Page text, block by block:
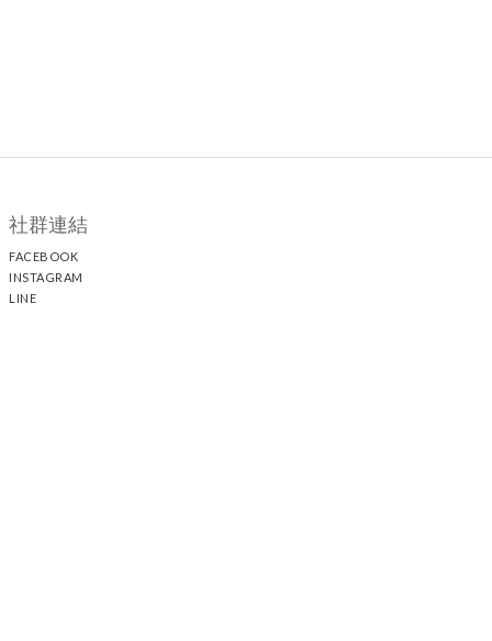
社群連結
FACEBOOK
INSTAGRAM
LINE